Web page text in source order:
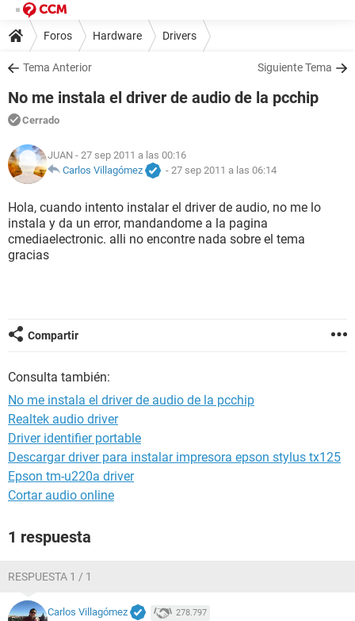
Foros Hardware Drivers
Tema Anterior Siguiente Tema
No me instala el driver de audio de la pcchip
Cerrado
JUAN - 27 sep 2011 a las 00:16
Carlos Villagómez
- 27 sep 2011 a las 06:14
Hola, cuando intento instalar el driver de audio, no me lo
instala y da un error, mandandome a la pagina
cmediaelectronic. alli no encontre nada sobre el tema
gracias
Compartir
Consulta también:
No me instala el driver de audio de la pcchip
Realtek audio driver
Driver identifier portable
Descargar driver para instalar impresora epson stylus tx125
Epson tm-u220a driver
Cortar audio online
1 respuesta
RESPUESTA 1 / 1
Carlos Villagómez 278.797